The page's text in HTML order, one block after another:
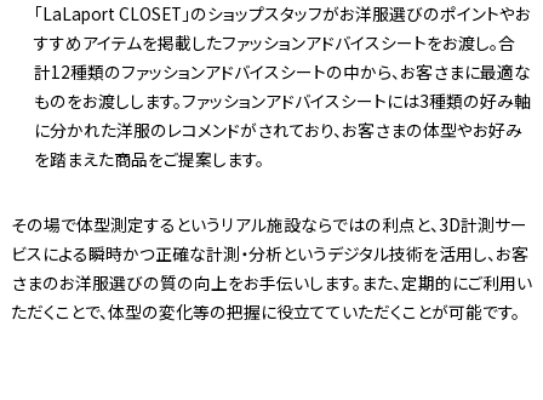
「LaLaport CLOSET」のショップスタッフがお洋服選びのポイントやお
すすめアイテムを掲載したファッションアドバイスシートをお渡し。合
計12種類のファッションアドバイスシートの中から、お客さまに最適な
ものをお渡しします。ファッションアドバイスシートには3種類の好み軸
に分かれた洋服のレコメンドがされており、お客さまの体型やお好み
を踏まえた商品をご提案します。
その場で体型測定するというリアル施設ならではの利点と、3D計測サー
ビスによる瞬時かつ正確な計測・分析というデジタル技術を活用し、お客
さまのお洋服選びの質の向上をお手伝いします。また、定期的にご利用い
ただくことで、体型の変化等の把握に役立てていただくことが可能です。